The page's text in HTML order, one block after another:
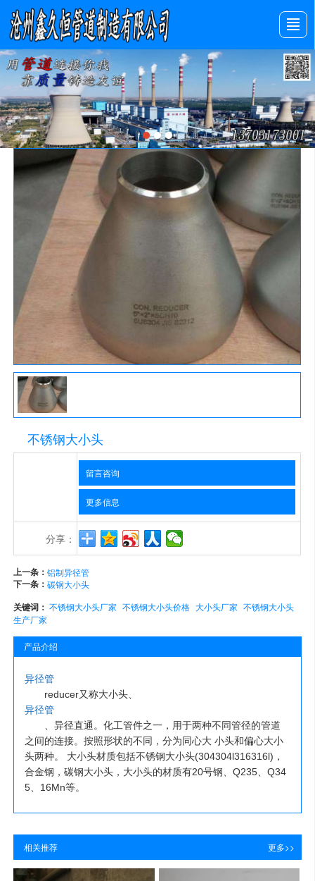
首页 产品展示 新闻动态 图库展示
公司介绍 留言反馈 联系我们 LBS
不锈钢大小头
留言咨询
更多信息
分享：
上一条：铝制异径管
下一条：碳钢大小头
关键词：不锈钢大小头厂家 不锈钢大小头价格 大小头厂家 不锈钢大小头
生产厂家
产品介绍
异径管
reducer又称大小头、
异径管
、异径直通。化工管件之一，用于两种不同管径的管道
之间的连接。按照形状的不同，分为同心大 小头和偏心大小
头两种。 大小头材质包括不锈钢大小头(304304l316316l)，
合金钢，碳钢大小头，大小头的材质有20号钢、Q235、Q34
5、16Mn等。
相关推荐 更多>>